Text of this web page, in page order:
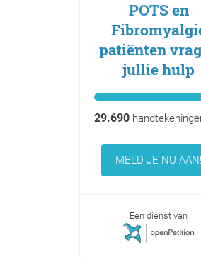
POTS en
patiënten
jullie hulp
29.690
MELD JE NU AAN!
Een dienst van